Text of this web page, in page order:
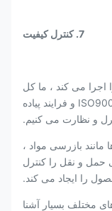
7. کنترل کیفیت
اجرا می کند ، ما کل
فرآیند تولید را مطابق با الزامات سیستم ISO9001 و فرایند پیاده
و نظارت می کنیم.
مانند بازرسی مواد ،
حمل و نقل را کنترل
را ایجاد می کند.
مختلف بسیار آشنا